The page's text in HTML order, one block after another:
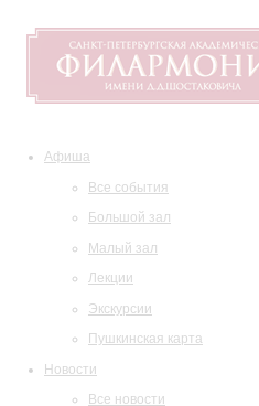
Афиша
Все события
Большой зал
Малый зал
Лекции
Экскурсии
Пушкинская карта
Новости
Все новости